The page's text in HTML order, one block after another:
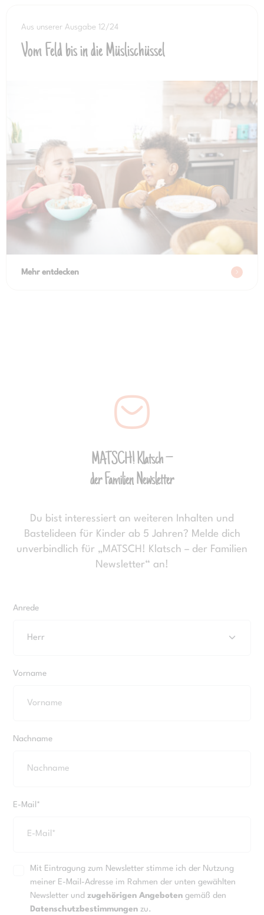
Aus unserer Ausgabe 12/24
Vom Feld bis in die Müslischüssel
Mehr entdecken
MATSCH! Klatsch –
der Familien Newsletter
Du bist interessiert an weiteren Inhalten und
Bastelideen für Kinder ab 5 Jahren? Melde dich
unverbindlich für „MATSCH! Klatsch – der Familien
Newsletter“ an!